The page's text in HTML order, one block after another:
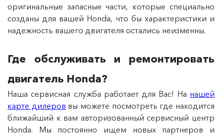
оригинальные запасные части, которые специально
созданы для вашей Honda, что бы характеристики и
надежность вашего двигателя остались неизменны.
Где обслуживать и ремонтировать
двигатель Honda?
Наша сервисная служба работает для Вас! На нашей
карте дилеров вы можете посмотреть где находится
ближайший к вам авторизованный сервисный центр
Honda. Мы постоянно ищем новых партнеров и